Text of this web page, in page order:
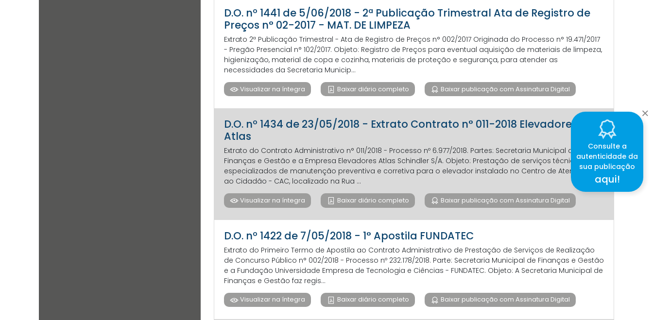
D.O. nº 1441 de 5/06/2018 - 2ª Publicação Trimestral Ata de Registro de
Preços n° 02-2017 - MAT. DE LIMPEZA
Extrato 2ª Publicação Trimestral - Ata de Registro de Preços n° 002/2017 Originada do Processo n° 19.471/2017
- Pregão Presencial n° 102/2017. Objeto: Registro de Preços para eventual aquisição de materiais de limpeza,
higienização, material de copa e cozinha, materiais de proteção e segurança, para atender as
necessidades da Secretaria Municip...
Visualizar na íntegra Baixar diário completo Baixar publicação com Assinatura Digital
D.O. nº 1434 de 23/05/2018 - Extrato Contrato n° 011-2018 Elevadores
Atlas
Extrato do Contrato Administrativo n° 011/2018 - Processo nº 6.977/2018. Partes: Secretaria Municipal de
Finanças e Gestão e a Empresa Elevadores Atlas Schindler S/A. Objeto: Prestação de serviços técnicos
especializados de manutenção preventiva e corretiva para o elevador instalado no Centro de Atendimento
ao Cidadão - CAC, localizado na Rua ...
Visualizar na íntegra Baixar diário completo Baixar publicação com Assinatura Digital
D.O. nº 1422 de 7/05/2018 - 1° Apostila FUNDATEC
Extrato do Primeiro Termo de Apostila ao Contrato Administrativo de Prestação de Serviços de Realização
de Concurso Público n° 002/2018 - Processo nº 232.178/2018. Parte: Secretaria Municipal de Finanças e Gestão
e a Fundação Universidade Empresa de Tecnologia e Ciências - FUNDATEC. Objeto: A Secretaria Municipal de
Finanças e Gestão faz regis...
Visualizar na íntegra Baixar diário completo Baixar publicação com Assinatura Digital
Consulte a
autenticidade da
sua publicação
aqui!